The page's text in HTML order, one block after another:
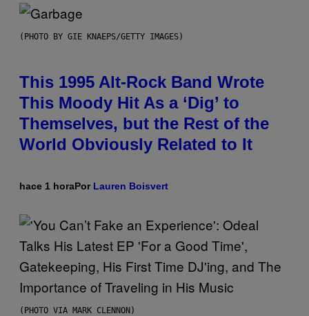
(PHOTO BY GIE KNAEPS/GETTY IMAGES)
This 1995 Alt-Rock Band Wrote
This Moody Hit As a ‘Dig’ to
Themselves, but the Rest of the
World Obviously Related to It
hace 1 horaPor Lauren Boisvert
(PHOTO VIA MARK CLENNON)